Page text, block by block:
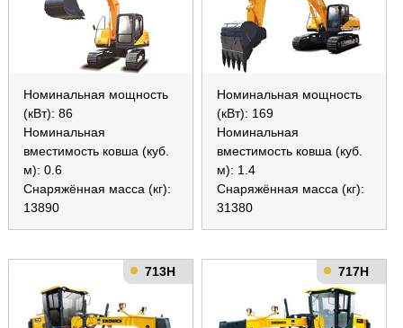
Номинальная мощность
(кВт): 86
Номинальная
вместимость ковша (куб.
м): 0.6
Снаряжённая масса (кг):
13890
Номинальная мощность
(кВт): 169
Номинальная
вместимость ковша (куб.
м): 1.4
Снаряжённая масса (кг):
31380
713H 717H